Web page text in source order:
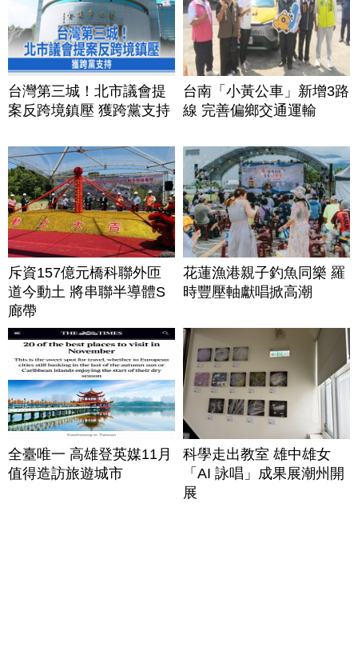
台灣第三城！北市議會提
案反跨境鎮壓 獲跨黨支持
台南「小黃公車」新增3路
線 完善偏鄉交通運輸
斥資157億元橋科聯外匝
道今動土 將串聯半導體S
廊帶
花蓮漁港親子釣魚同樂 羅
時豐壓軸獻唱掀高潮
全臺唯一 高雄登英媒11月
值得造訪旅遊城市
科學走出教室 雄中雄女
「AI 詠唱」成果展潮州開
展